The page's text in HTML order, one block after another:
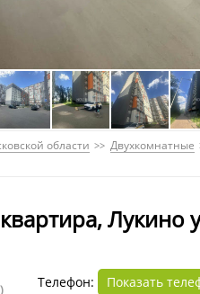
области Двухкомнатные
Лукино
Телефон:
Показать